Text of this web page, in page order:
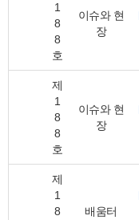
1
8
8
호
이슈와 현
장
제
1
8
8
호
이슈와 현
장
제
1
8
배움터